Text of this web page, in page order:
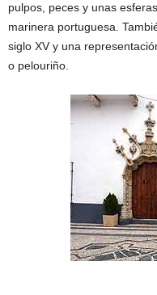
pulpos, peces y unas
marinera portuguesa.
siglo XV y una
o pelouriño.